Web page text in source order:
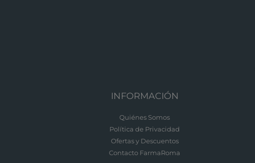
INFORMACIÓN
Quiénes Somos
Política de Privacidad
Ofertas y Descuentos
Contacto FarmaRoma